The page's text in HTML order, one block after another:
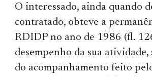
O interessado, ainda quando
contratado, obteve a
RDIDP no ano de 1986 (fl.
desempenho da sua atividade,
do acompanhamento feito